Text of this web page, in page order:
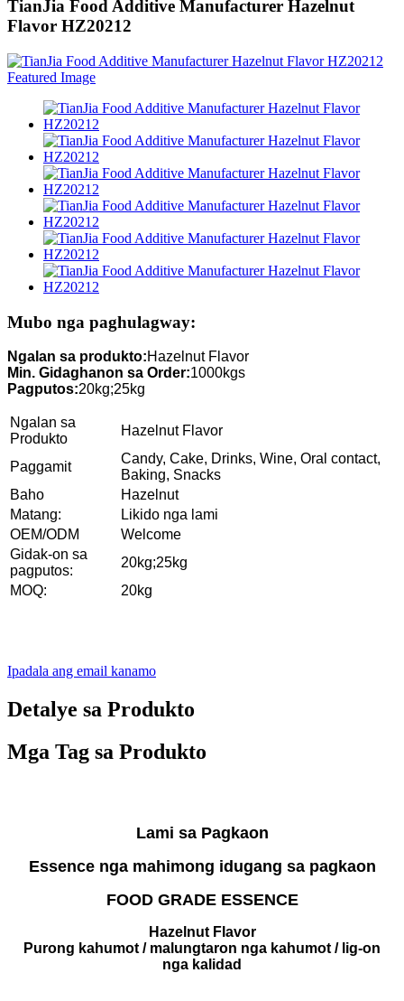
TianJia Food Additive Manufacturer Hazelnut
Flavor HZ20212
Mubo nga paghulagway:
Ngalan sa produkto:Hazelnut Flavor
Min. Gidaghanon sa Order:1000kgs
Pagputos:20kg;25kg
Ngalan sa
Produkto
Hazelnut Flavor
Paggamit
Candy, Cake, Drinks, Wine, Oral contact,
Baking, Snacks
Baho
Hazelnut
Matang:
Likido nga lami
OEM/ODM
Welcome
Gidak-on sa
pagputos:
20kg;25kg
MOQ:
20kg
Ipadala ang email kanamo
Detalye sa Produkto
Mga Tag sa Produkto
Lami sa Pagkaon
Essence nga mahimong idugang sa pagkaon
FOOD GRADE ESSENCE
Hazelnut Flavor
Purong kahumot / malungtaron nga kahumot / lig-on
nga kalidad